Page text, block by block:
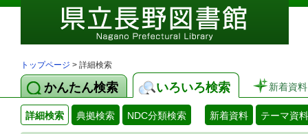
トップページ > 詳細検索
かんたん検索 いろいろ検索 新着資料
詳細検索 典拠検索 NDC分類検索 新着資料 テーマ資料